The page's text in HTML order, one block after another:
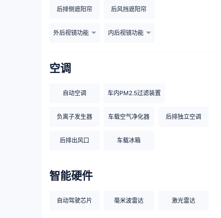
后排侧遮阳帘 后风挡遮阳帘
外后视镜功能 内后视镜功能
空调
自动空调 车内PM2.5过滤装置
负离子发生器 车载空气净化器 后排独立空调
后排出风口 车载冰箱
智能硬件
自动驾驶芯片 毫米波雷达 激光雷达